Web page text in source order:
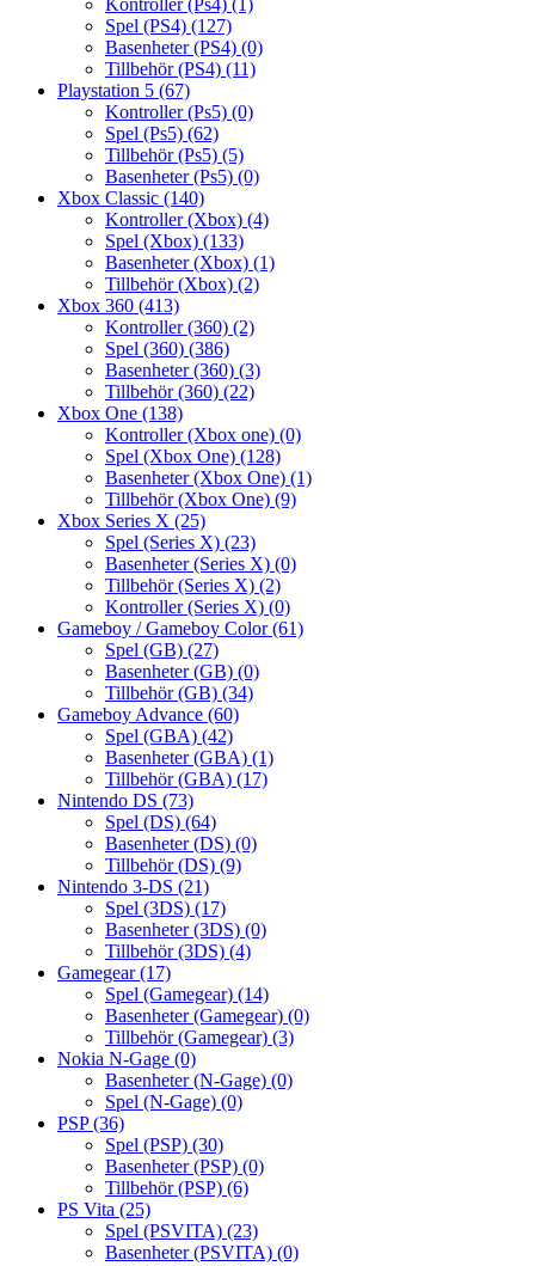
Kontroller (Ps4) (1)
Spel (PS4) (127)
Basenheter (PS4) (0)
Tillbehör (PS4) (11)
Playstation 5 (67)
Kontroller (Ps5) (0)
Spel (Ps5) (62)
Tillbehör (Ps5) (5)
Basenheter (Ps5) (0)
Xbox Classic (140)
Kontroller (Xbox) (4)
Spel (Xbox) (133)
Basenheter (Xbox) (1)
Tillbehör (Xbox) (2)
Xbox 360 (413)
Kontroller (360) (2)
Spel (360) (386)
Basenheter (360) (3)
Tillbehör (360) (22)
Xbox One (138)
Kontroller (Xbox one) (0)
Spel (Xbox One) (128)
Basenheter (Xbox One) (1)
Tillbehör (Xbox One) (9)
Xbox Series X (25)
Spel (Series X) (23)
Basenheter (Series X) (0)
Tillbehör (Series X) (2)
Kontroller (Series X) (0)
Gameboy / Gameboy Color(61)
Spel (GB) (27)
Basenheter (GB) (0)
Tillbehör (GB) (34)
Gameboy Advance (60)
Spel (GBA) (42)
Basenheter (GBA) (1)
Tillbehör (GBA) (17)
Nintendo DS (73)
Spel (DS) (64)
Basenheter (DS) (0)
Tillbehör (DS) (9)
Nintendo 3-DS (21)
Spel (3DS) (17)
Basenheter (3DS) (0)
Tillbehör (3DS) (4)
Gamegear(17)
Spel (Gamegear) (14)
Basenheter (Gamegear) (0)
Tillbehör (Gamegear) (3)
Nokia N-Gage (0)
Basenheter (N-Gage) (0)
Spel (N-Gage) (0)
PSP(36)
Spel (PSP) (30)
Basenheter (PSP) (0)
Tillbehör (PSP) (6)
PS Vita (25)
Spel (PSVITA) (23)
Basenheter (PSVITA) (0)